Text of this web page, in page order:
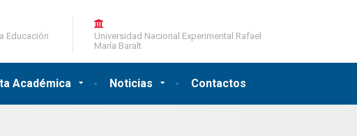
Académica Noticias Contactos
Educación
Universidad Nacional Experimental Rafael
María Baralt